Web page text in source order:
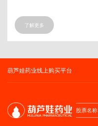
了解更多
葫芦娃药业线上购买平台
股票名称